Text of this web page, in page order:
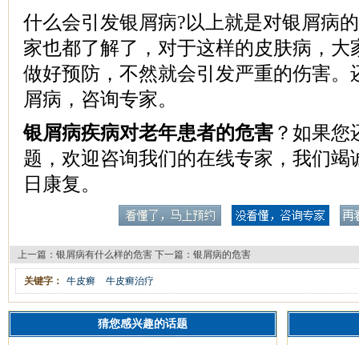
什么会引发银屑病?以上就是对银屑病
家也都了解了，对于这样的皮肤病，大
做好预防，不然就会引发严重的伤害。
屑病，咨询专家。
银屑病疾病对老年患者的危害 ？如果您
题，欢迎咨询我们的在线专家，我们竭
日康复。
上一篇： 银屑病有什么样的危害 下一篇： 银屑病的危害
关键字： 牛皮癣 牛皮癣治疗
猜您感兴趣的话题